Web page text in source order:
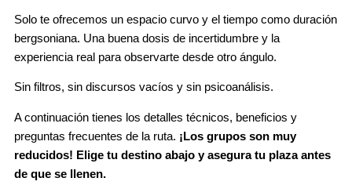
Solo te ofrecemos un espacio curvo y el tiempo como duración
bergsoniana. Una buena dosis de incertidumbre y la
experiencia real para observarte desde otro ángulo.
Sin filtros, sin discursos vacíos y sin psicoanálisis.
A continuación tienes los detalles técnicos, beneficios y
preguntas frecuentes de la ruta. ¡Los grupos son muy
reducidos! Elige tu destino abajo y asegura tu plaza antes
de que se llenen.